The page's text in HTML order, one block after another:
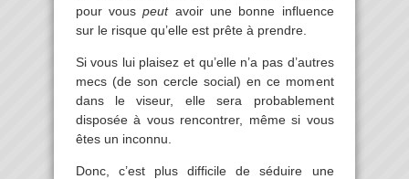
pour vouspeutavoir une bonne influence
sur le risque qu’elle est prête à prendre.
Si vous lui plaisez et qu’elle n’a pas d’autres
mecs (de son cercle social) en ce moment
dans le viseur, elle sera probablement
disposée à vous rencontrer, même si vous
êtes un inconnu.
Donc, c’est plus difficile de séduire une